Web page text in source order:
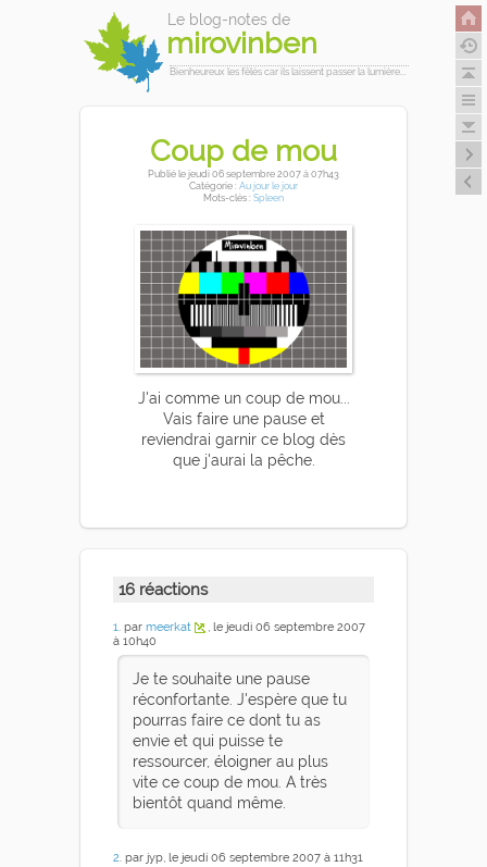
Le blog-notes de
mirovinben
Bienheureux les fêlés car ils laissent passer la lumière...
Coup de mou
Publiéle jeudi 06 septembre 2007à 07h43
Catégorie : Au jour le jour
Mots-clés : Spleen
J'ai comme un coup de mou...
Vais faire une pause et
reviendrai garnir ce blog dès
que j'aurai la pêche.
16 réactions
1. par meerkat
, le jeudi 06 septembre 2007
à 10h40
Je te souhaite une pause
réconfortante. J'espère que tu
pourras faire ce dont tu as
envie et qui puisse te
ressourcer, éloigner au plus
vite ce coup de mou. A très
bientôt quand même.
2. par jyp, le jeudi 06 septembre 2007 à 11h31